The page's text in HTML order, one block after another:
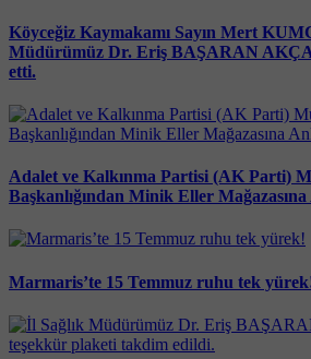
Köyceğiz Kaymakamı Sayın Mert
Müdürümüz Dr. Eriş BAŞARAN
etti.
Adalet ve Kalkınma Partisi (AK Parti)
Başkanlığından Minik Eller Mağazasına
Marmaris’te 15 Temmuz ruhu tek